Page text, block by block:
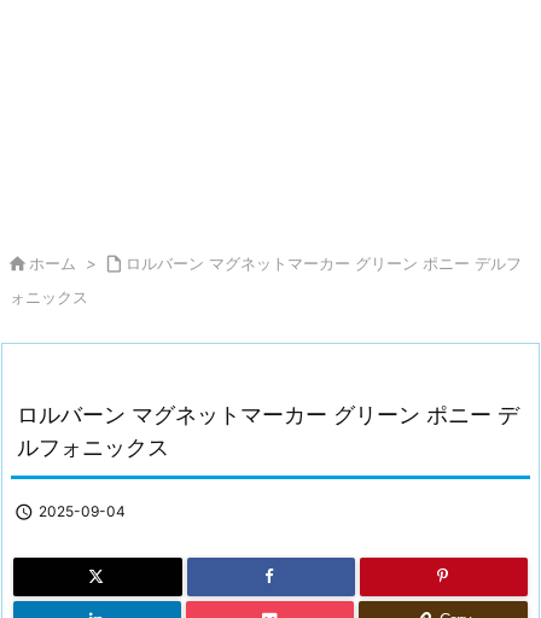
 ホーム >  ロルバーン マグネットマーカー グリーン ポニー デルフ
ォニックス
ロルバーン マグネットマーカー グリーン ポニー デ
ルフォニックス
 2025-09-04